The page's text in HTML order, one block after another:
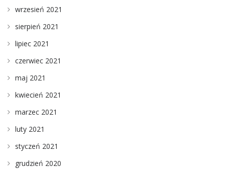
wrzesień 2021
sierpień 2021
lipiec 2021
czerwiec 2021
maj 2021
kwiecień 2021
marzec 2021
luty 2021
styczeń 2021
grudzień 2020